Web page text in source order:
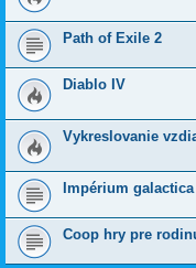
Path of Exile 2
Diablo IV
Vykreslovanie
Impérium galactica
Coop hry pre